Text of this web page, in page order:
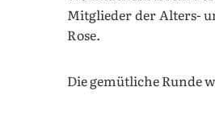
Mitglieder der Alters-
Rose.
Die gemütliche Runde